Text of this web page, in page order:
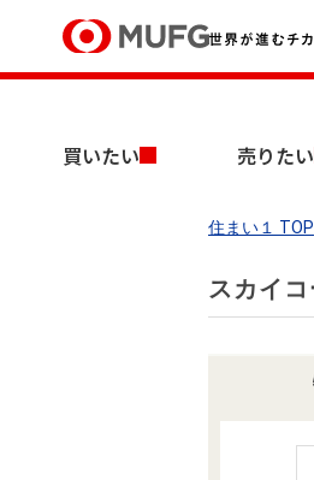
買いたい 売りたい
買いたいTOP
売りたいTOP
店舗案内TOP
会社情報TOP
採用情報TOP
売りたい
住まい１ TOP
スカイ